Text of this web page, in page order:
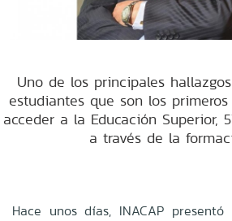
Uno de los principales
estudiantes que son los
acceder a la Educación Superior,
a través de la
Hace unos días, INACAP